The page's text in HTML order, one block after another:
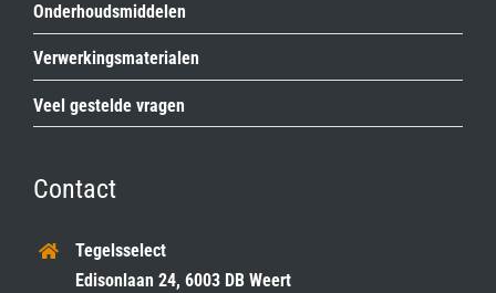
Onderhoudsmiddelen
Verwerkingsmaterialen
Veel gestelde vragen
Contact
Tegelsselect
Edisonlaan 24, 6003 DB Weert